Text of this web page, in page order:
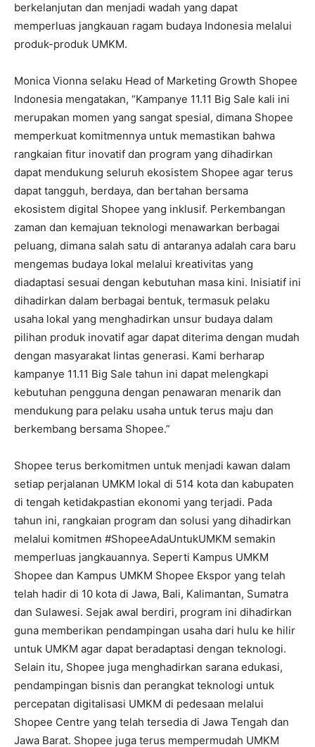
berkelanjutan dan menjadi wadah yang dapat
memperluas jangkauan ragam budaya Indonesia melalui
produk-produk UMKM.
Monica Vionna selaku Head of Marketing Growth Shopee
Indonesia mengatakan, “Kampanye 11.11 Big Sale kali ini
merupakan momen yang sangat spesial, dimana Shopee
memperkuat komitmennya untuk memastikan bahwa
rangkaian fitur inovatif dan program yang dihadirkan
dapat mendukung seluruh ekosistem Shopee agar terus
dapat tangguh, berdaya, dan bertahan bersama
ekosistem digital Shopee yang inklusif. Perkembangan
zaman dan kemajuan teknologi menawarkan berbagai
peluang, dimana salah satu di antaranya adalah cara baru
mengemas budaya lokal melalui kreativitas yang
diadaptasi sesuai dengan kebutuhan masa kini. Inisiatif ini
dihadirkan dalam berbagai bentuk, termasuk pelaku
usaha lokal yang menghadirkan unsur budaya dalam
pilihan produk inovatif agar dapat diterima dengan mudah
dengan masyarakat lintas generasi. Kami berharap
kampanye 11.11 Big Sale tahun ini dapat melengkapi
kebutuhan pengguna dengan penawaran menarik dan
mendukung para pelaku usaha untuk terus maju dan
berkembang bersama Shopee.”
Shopee terus berkomitmen untuk menjadi kawan dalam
setiap perjalanan UMKM lokal di 514 kota dan kabupaten
di tengah ketidakpastian ekonomi yang terjadi. Pada
tahun ini, rangkaian program dan solusi yang dihadirkan
melalui komitmen #ShopeeAdaUntukUMKM semakin
memperluas jangkauannya. Seperti Kampus UMKM
Shopee dan Kampus UMKM Shopee Ekspor yang telah
telah hadir di 10 kota di Jawa, Bali, Kalimantan, Sumatra
dan Sulawesi. Sejak awal berdiri, program ini dihadirkan
guna memberikan pendampingan usaha dari hulu ke hilir
untuk UMKM agar dapat beradaptasi dengan teknologi.
Selain itu, Shopee juga menghadirkan sarana edukasi,
pendampingan bisnis dan perangkat teknologi untuk
percepatan digitalisasi UMKM di pedesaan melalui
Shopee Centre yang telah tersedia di Jawa Tengah dan
Jawa Barat. Shopee juga terus mempermudah UMKM